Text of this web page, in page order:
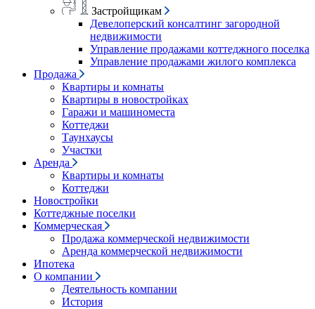
Застройщикам
Девелоперский консалтинг загородной
недвижимости
Управление продажами коттеджного поселка
Управление продажами жилого комплекса
Продажа
Квартиры и комнаты
Квартиры в новостройках
Гаражи и машиноместа
Коттеджи
Таунхаусы
Участки
Аренда
Квартиры и комнаты
Коттеджи
Новостройки
Коттеджные поселки
Коммерческая
Продажа коммерческой недвижимости
Аренда коммерческой недвижимости
Ипотека
О компании
Деятельность компании
История